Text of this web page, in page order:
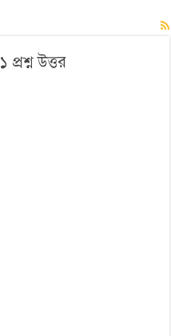
প্রশ্ন উত্তর